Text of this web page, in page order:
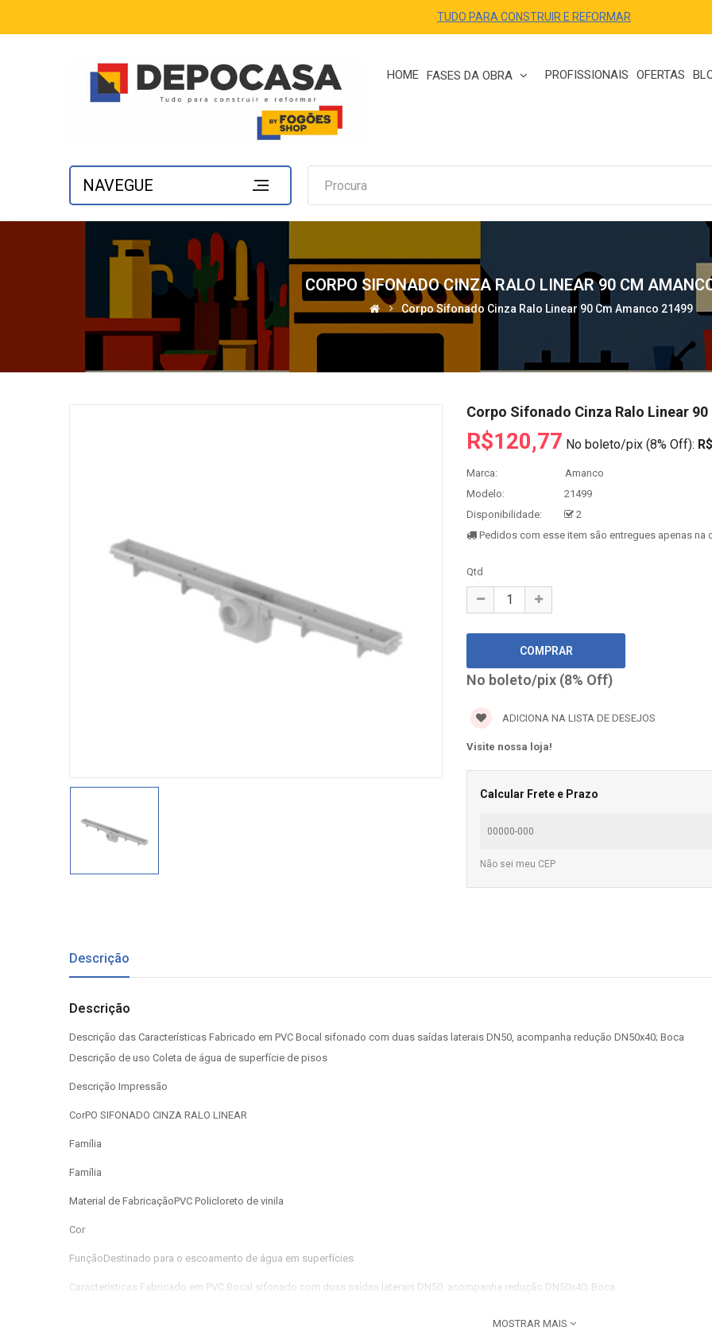
TUDO PARA CONSTRUIR E REFORMAR
HOME FASES DA OBRA PROFISSIONAIS OFERTAS
NAVEGUE
CORPO SIFONADO CINZA RALO LINEAR 90 CM
Corpo Sifonado Cinza Ralo Linear 90 Cm Amanco 21499
Corpo Sifonado Cinza Ralo Linear
R$120,77 No boleto/pix (8% Off):
Marca:
Amanco
Modelo:
21499
Disponibilidade:
2
Pedidos com esse item são entregues apenas na
Qtd
No boleto/pix (8% Off)
ADICIONA NA LISTA DE DESEJOS
Visite nossa loja!
Calcular Frete e Prazo
Não sei meu CEP
Descrição
Descrição
Descrição das Características Fabricado em PVC Bocal sifonado com duas saídas laterais DN50, acompanha redução DN50x40; Boca
Descrição de uso Coleta de água de superfície de pisos
Descrição Impressão
CorPO SIFONADO CINZA RALO LINEAR
Família
Família
Material de FabricaçãoPVC Policloreto de vinila
Cor
FunçãoDestinado para o escoamento de água em superfícies
Características Fabricado em PVC Bocal sifonado com duas saídas laterais DN50, acompanha redução DN50x40; Boca
MOSTRAR MAIS